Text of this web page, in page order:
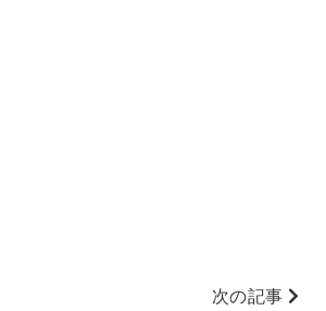
次の記事